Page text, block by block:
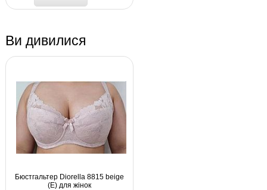
Ви дивилися
Бюстгальтер Diorella 8815 beige
(E) для жінок